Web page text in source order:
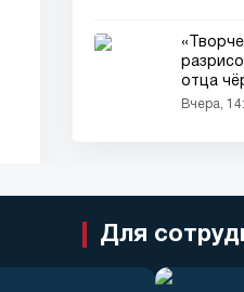
отца
Вчера,
Для